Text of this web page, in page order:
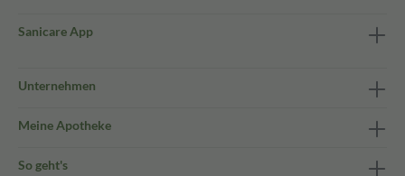
Sanicare App
Unternehmen
Meine Apotheke
So geht's